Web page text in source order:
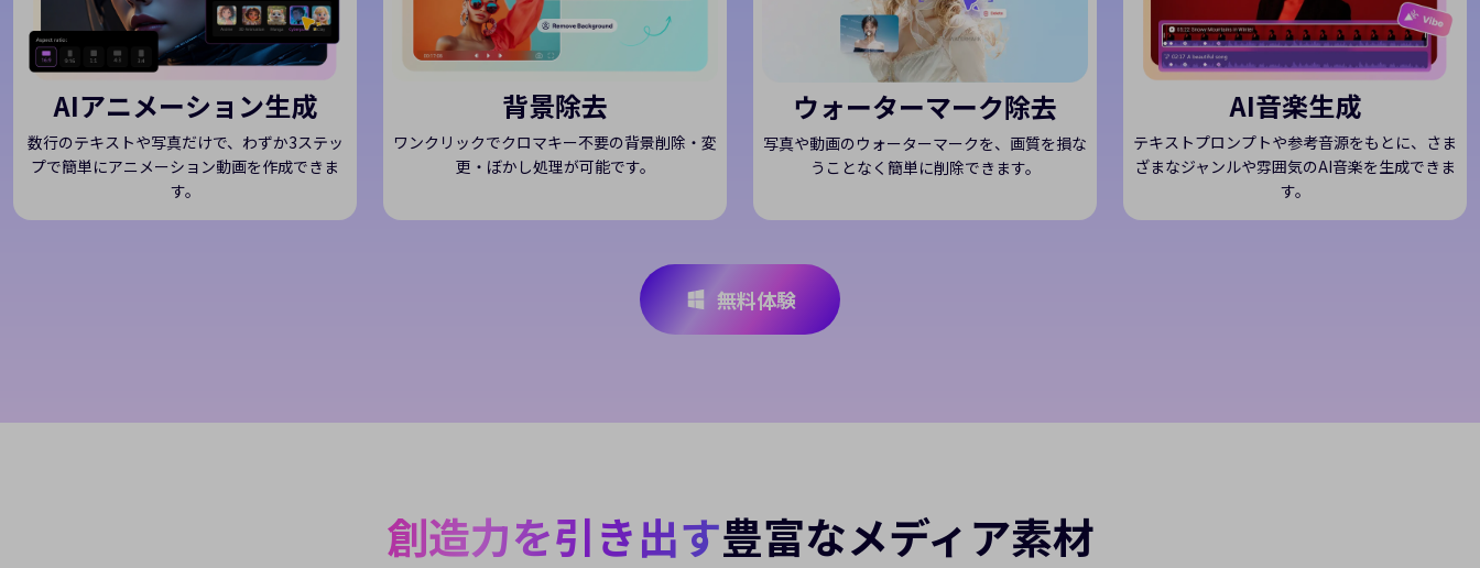
AIアニメーション生成
数行のテキストや写真だけで、わずか3ステッ
プで簡単にアニメーション動画を作成できま
す。
背景除去
ワンクリックでクロマキー不要の背景削除・変
更・ぼかし処理が可能です。
ウォーターマーク除去
写真や動画のウォーターマークを、画質を損な
うことなく簡単に削除できます。
AI音楽生成
テキストプロンプトや参考音源をもとに、さま
ざまなジャンルや雰囲気のAI音楽を生成できま
す。
無料体験
創造力を引き出す豊富なメディア素材
ーの一貫性、音声にも対応しています。